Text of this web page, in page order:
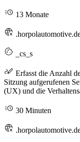
13 Monate
_cs_s
Erfasst die Anzahl
Sitzung aufgerufenen
(UX) und die
30 Minuten